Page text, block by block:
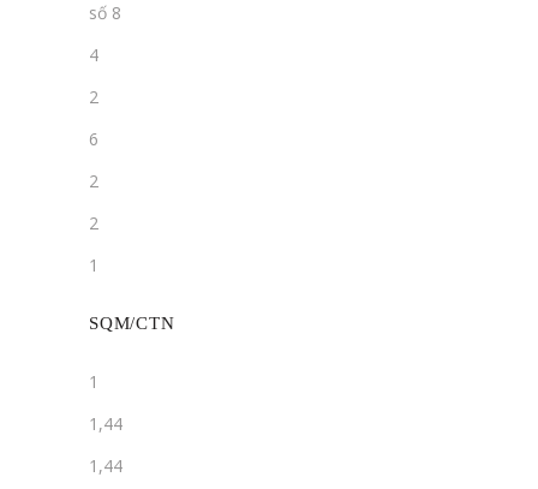
số 8
4
2
6
2
2
1
SQM/CTN
1
1,44
1,44